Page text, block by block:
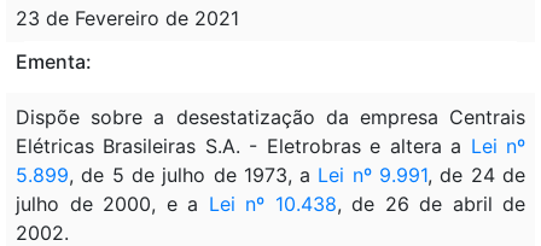
23 de Fevereiro de 2021
Ementa:
Dispõe sobre a desestatização da empresa Centrais
Elétricas Brasileiras S.A. - Eletrobras e altera a Lei nº
5.899, de 5 de julho de 1973, a Lei nº 9.991, de 24 de
julho de 2000, e a Lei nº 10.438, de 26 de abril de
2002.